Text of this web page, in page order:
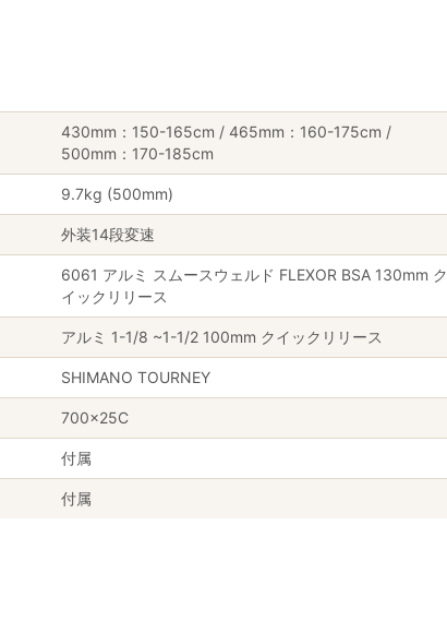
430mm：150-165cm / 465mm：160-175cm /
500mm：170-185cm
9.7kg (500mm)
外装14段変速
6061 アルミ スムースウェルド FLEXOR BSA 130mm ク
イックリリース
アルミ 1-1/8 ~1-1/2 100mm クイックリリース
SHIMANO TOURNEY
700×25C
付属
付属